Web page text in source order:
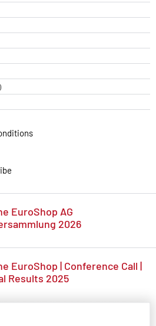
EuroShop AG
2026
EuroShop | Conference Call |
Results 2025